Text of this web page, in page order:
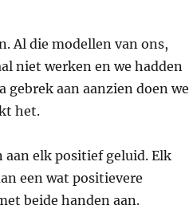
Al die modellen van ons,
niet werken en we hadden
gebrek aan aanzien doen we
het.
elk positief geluid. Elk
een wat positievere
beide handen aan.